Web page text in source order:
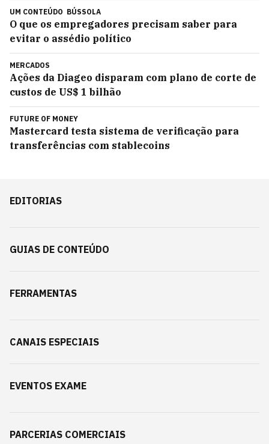
UM CONTEÚDO BÚSSOLA
O que os empregadores precisam saber para
evitar o assédio político
MERCADOS
Ações da Diageo disparam com plano de corte de
custos de US$ 1 bilhão
FUTURE OF MONEY
Mastercard testa sistema de verificação para
transferências com stablecoins
EDITORIAS
GUIAS DE CONTEÚDO
FERRAMENTAS
CANAIS ESPECIAIS
EVENTOS EXAME
PARCERIAS COMERCIAIS